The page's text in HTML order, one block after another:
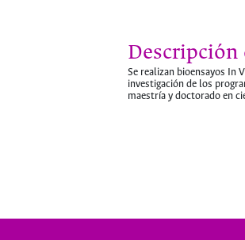
Se realizan bioensayos In
investigación de los
maestría y doctorado en